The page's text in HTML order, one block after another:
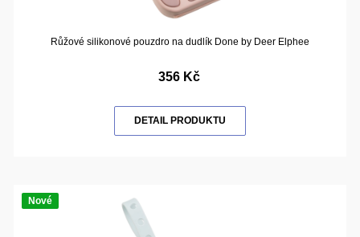
Růžové silikonové pouzdro na dudlík Done by Deer Elphee
356 Kč
DETAIL PRODUKTU
Nové